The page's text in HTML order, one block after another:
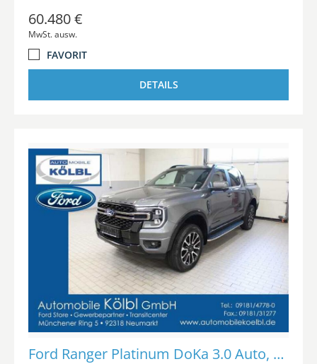
60.480 €
MwSt. ausw.
FAVORIT
DETAILS
Ford Ranger Platinum DoKa 3.0 Auto, EL.ROLLO/AHK/iACC